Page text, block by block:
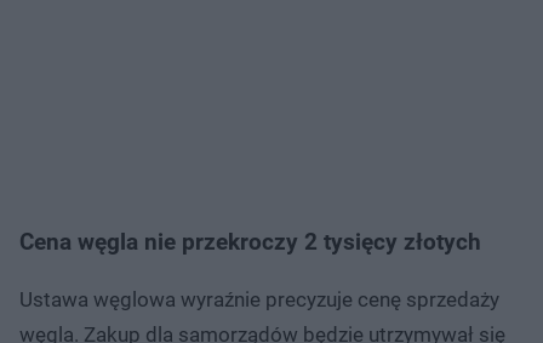
Cena węgla nie przekroczy 2 tysięcy złotych
Ustawa węglowa wyraźnie precyzuje cenę sprzedaży
węgla. Zakup dla samorządów będzie utrzymywał się